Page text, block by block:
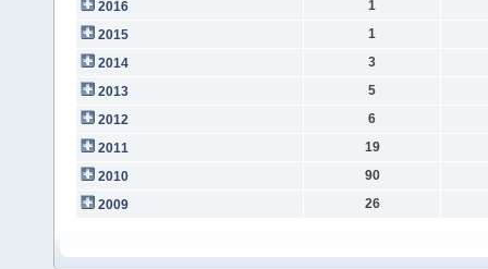
2016
1
2015
1
2014
3
2013
5
2012
6
2011
19
2010
90
2009
26